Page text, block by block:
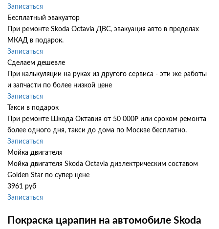
Записаться
Бесплатный эвакуатор
При ремонте Skoda Octavia ДВС, эвакуация авто в пределах
МКАД в подарок.
Записаться
Сделаем дешевле
При калькуляции на руках из другого сервиса - эти же работы
и запчасти по более низкой цене
Записаться
Такси в подарок
При ремонте Шкода Октавия от 50 000₽ или сроком ремонта
более одного дня, такси до дома по Москве бесплатно.
Записаться
Мойка двигателя
Мойка двигателя Skoda Octavia диэлектрическим составом
Golden Star по супер цене
3961 руб
Записаться
Покраска царапин на автомобиле Skoda